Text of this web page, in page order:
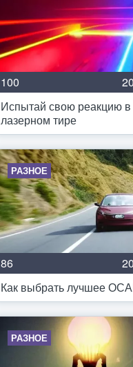
100
Испытай свою реакцию в
лазерном тире
РАЗНОЕ
86
Как выбрать лучшее
РАЗНОЕ